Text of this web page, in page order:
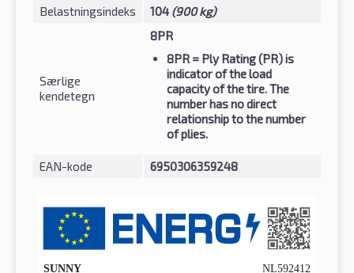
Belastningsindeks
104 (900 kg)
Særlige
kendetegn
8PR
8PR = Ply Rating (PR) is
indicator of the load
capacity of the tire. The
number has no direct
relationship to the number
of plies.
EAN-kode 6950306359248